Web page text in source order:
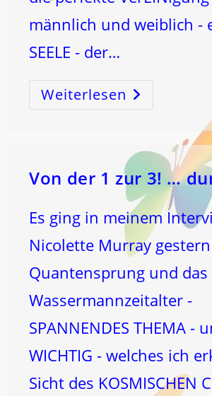
männlich und weiblich -
SEELE - der…
Weiterlesen JEVE
Von der 1 zur 3! …
Es ging in meinem
Nicolette Murray
Quantensprung und das
Wassermannzeitalter -
SPANNENDES THEMA -
WICHTIG - welches ich
Sicht des KOSMISCHEN